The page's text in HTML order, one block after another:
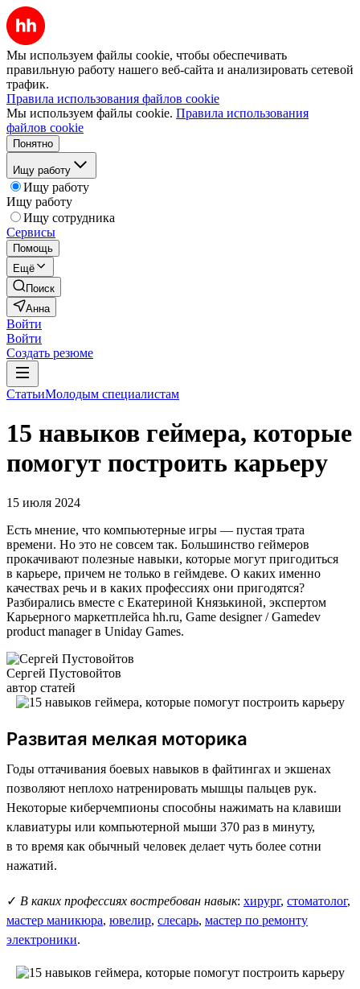
Мы используем файлы cookie, чтобы обеспечивать
правильную работу нашего веб-сайта и анализировать сетевой
трафик.
Правила использования файлов cookie
Мы используем файлы cookie. Правила использования
файлов cookie
Понятно
Ищу работу
Ищу работу
Ищу работу
Ищу сотрудника
Сервисы
Помощь
Ещё
Поиск
Анна
Войти
Войти
Создать резюме
СтатьиМолодым специалистам
15 навыков геймера, которые
помогут построить карьеру
15 июля 2024
Есть мнение, что компьютерные игры — пустая трата
времени. Но это не совсем так. Большинство геймеров
прокачивают полезные навыки, которые могут пригодиться
в карьере, причем не только в геймдеве. О каких именно
качествах речь и в каких профессиях они пригодятся?
Разбирались вместе с Екатериной Князькиной, экспертом
Карьерного маркетплейса hh.ru, Game designer / Gamedev
product manager в Uniday Games.
Сергей Пустовойтов
автор статей
Развитая мелкая моторика
Годы оттачивания боевых навыков в файтингах и экшенах
позволяют неплохо натренировать мышцы пальцев рук.
Некоторые киберчемпионы способны нажимать на клавиши
клавиатуры или компьютерной мыши 370 раз в минуту,
в то время как обычный человек делает чуть более сотни
нажатий.
✓ В каких профессиях востребован навык: хирург, стоматолог,
мастер маникюра, ювелир, слесарь, мастер по ремонту
электроники.